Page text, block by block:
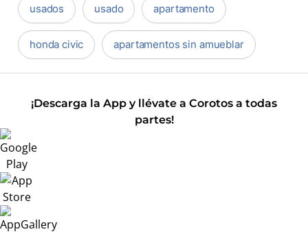
usados usado apartamento
honda civic apartamentos sin amueblar
¡Descarga la App y llévate a Corotos a todas
partes!